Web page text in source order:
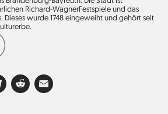
Richard-Wagner­Festspiele und das
Dieses wurde 1748 eingeweiht und gehört seit